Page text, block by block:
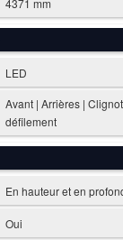
4371 mm
LED
Avant | Arrières |
défilement
En hauteur et en
Oui